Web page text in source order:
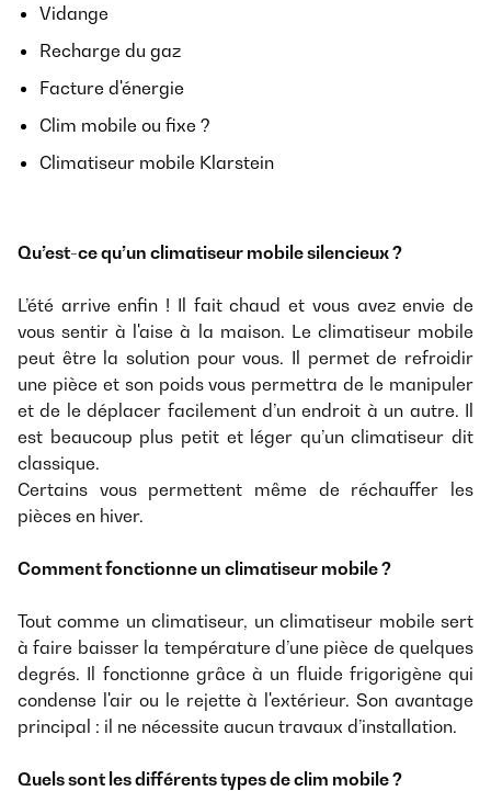
Vidange
Recharge du gaz
Facture d'énergie
Clim mobile ou fixe ?
Climatiseur mobile Klarstein
Qu’est-ce qu’un climatiseur mobile silencieux ?
L’été arrive enfin ! Il fait chaud et vous avez envie de
vous sentir à l'aise à la maison. Le climatiseur mobile
peut être la solution pour vous. Il permet de refroidir
une pièce et son poids vous permettra de le manipuler
et de le déplacer facilement d’un endroit à un autre. Il
est beaucoup plus petit et léger qu’un climatiseur dit
classique.
Certains vous permettent même de réchauffer les
pièces en hiver.
Comment fonctionne un climatiseur mobile ?
Tout comme un climatiseur, un climatiseur mobile sert
à faire baisser la température d’une pièce de quelques
degrés. Il fonctionne grâce à un fluide frigorigène qui
condense l'air ou le rejette à l'extérieur. Son avantage
principal : il ne nécessite aucun travaux d’installation.
Quels sont les différents types de clim mobile ?